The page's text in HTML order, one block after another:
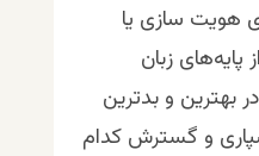
هویت سازی یا
زبان
بهترین و بدترین
و گسترش کدام